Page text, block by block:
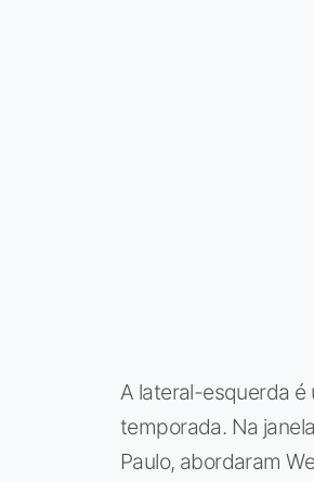
A lateral-esquerda
temporada. Na
Paulo, abordaram